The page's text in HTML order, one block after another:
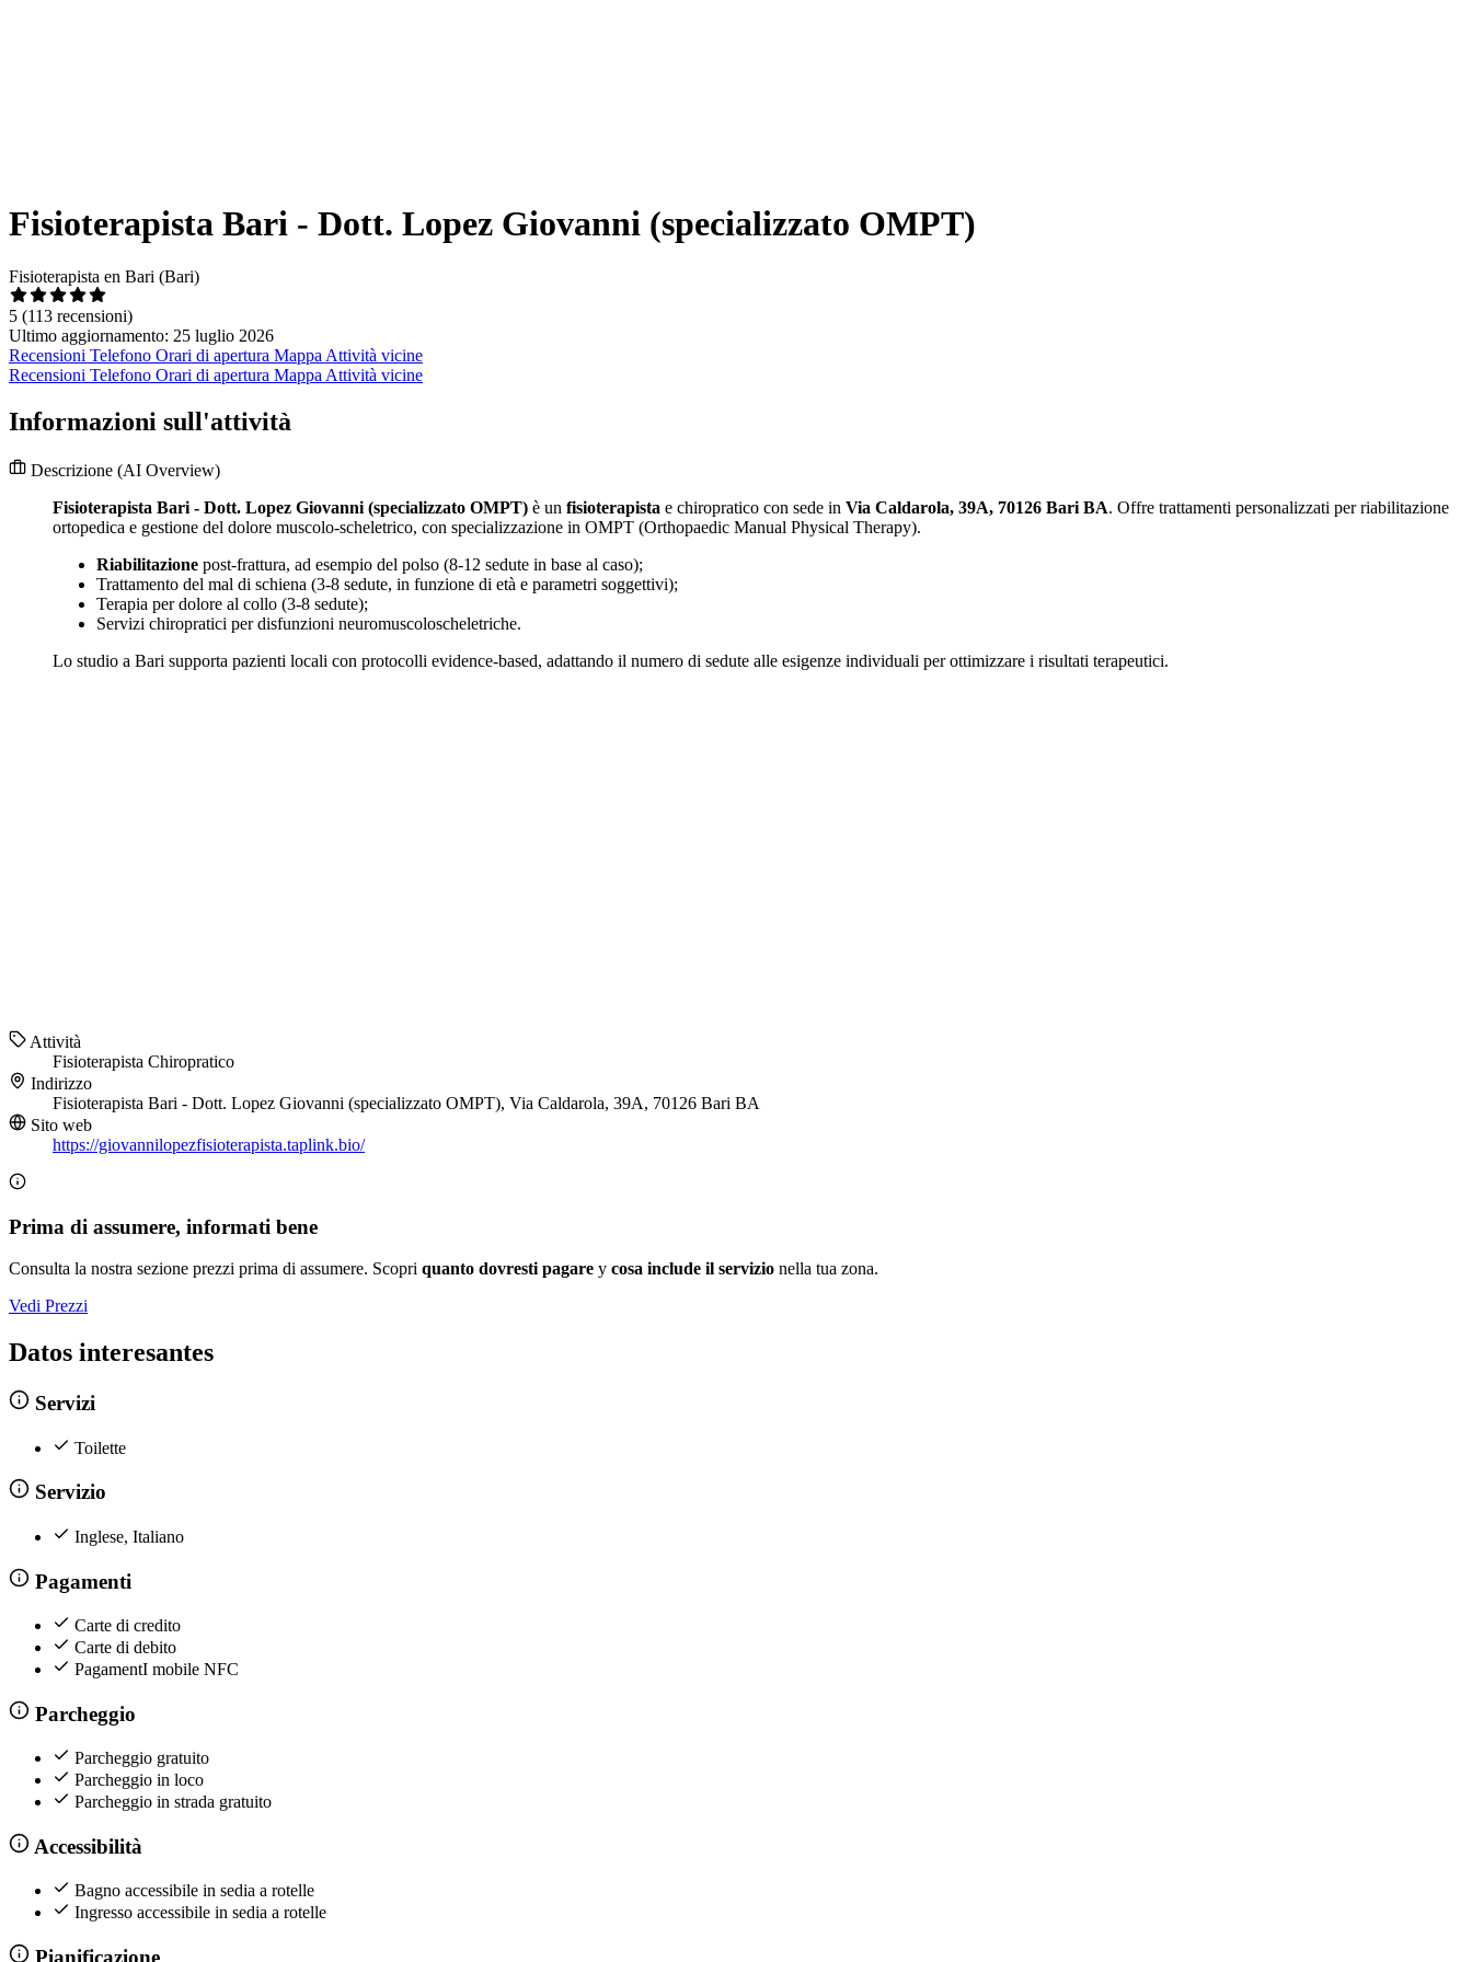
Fisioterapista Bari - Dott. Lopez Giovanni (specializzato OMPT)
Fisioterapista en Bari (Bari)
5 (113 recensioni)
Ultimo aggiornamento: 25 luglio 2026
Recensioni Telefono Orari di apertura Mappa Attività vicine
Recensioni Telefono Orari di apertura Mappa Attività vicine
Informazioni sull'attività
Descrizione (AI Overview)
Fisioterapista Bari - Dott. Lopez Giovanni (specializzato OMPT) è un fisioterapista e chiropratico con sede in Via Caldarola, 39A, 70126 Bari BA. Offre trattamenti personalizzati per riabilitazione
ortopedica e gestione del dolore muscolo-scheletrico, con specializzazione in OMPT (Orthopaedic Manual Physical Therapy).
Riabilitazione post-frattura, ad esempio del polso (8-12 sedute in base al caso);
Trattamento del mal di schiena (3-8 sedute, in funzione di età e parametri soggettivi);
Terapia per dolore al collo (3-8 sedute);
Servizi chiropratici per disfunzioni neuromuscoloscheletriche.
Lo studio a Bari supporta pazienti locali con protocolli evidence-based, adattando il numero di sedute alle esigenze individuali per ottimizzare i risultati terapeutici.
Attività
Fisioterapista Chiropratico
Indirizzo
Fisioterapista Bari - Dott. Lopez Giovanni (specializzato OMPT), Via Caldarola, 39A, 70126 Bari BA
Sito web
https://giovannilopezfisioterapista.taplink.bio/
Prima di assumere, informati bene
Consulta la nostra sezione prezzi prima di assumere. Scopri quanto dovresti pagare y cosa include il servizio nella tua zona.
Vedi Prezzi
Datos interesantes
Servizi
Toilette
Servizio
Inglese, Italiano
Pagamenti
Carte di credito
Carte di debito
PagamentI mobile NFC
Parcheggio
Parcheggio gratuito
Parcheggio in loco
Parcheggio in strada gratuito
Accessibilità
Bagno accessibile in sedia a rotelle
Ingresso accessibile in sedia a rotelle
Pianificazione